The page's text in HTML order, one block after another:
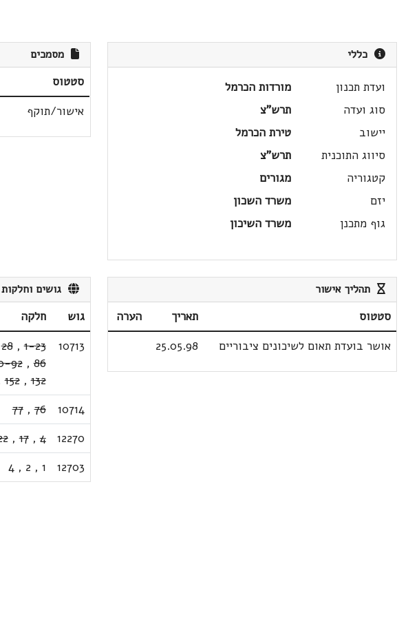
כללי
ועדת תכנון
מורדות הכרמל
סוג ועדה
תרש"צ
יישוב
טירת הכרמל
סיווג התוכנית
תרש"צ
קטגוריה
מגורים
יזם
משרד השכון
גוף מתכנן
משרד השיכון
מסמכים
סטטוס
אישור/תוקף
תהליך אישור
סטטוס תאריך
הערה
אושר בועדת תאום לשיכונים ציבוריים
25.05.98
גושים וחלקות
גוש
חלקה
10713
1-23
,
28
86
,
92
132
,
152
10714
76
,
77
12270
4
,
17
,
12703
1
,
2
,
4